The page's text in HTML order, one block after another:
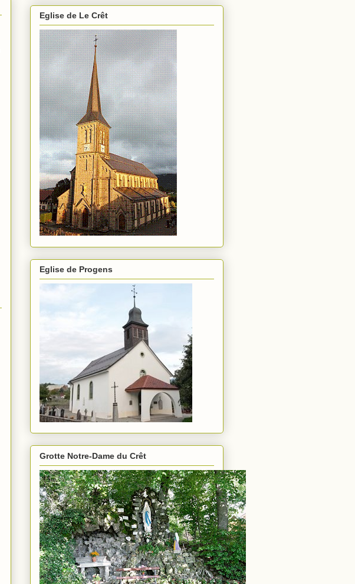
Eglise de Le Crêt
Eglise de Progens
Grotte Notre-Dame du Crêt